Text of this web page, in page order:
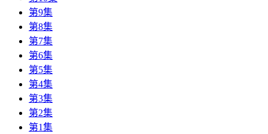
第9集
第8集
第7集
第6集
第5集
第4集
第3集
第2集
第1集